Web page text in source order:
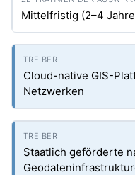
Mittelfristig (2–4
Cloud-native GIS-
Netzwerken
Staatlich geförderte